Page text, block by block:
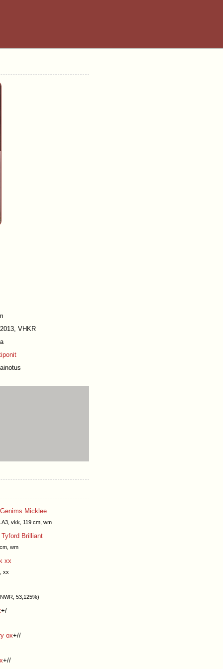
VHKR
Genims Micklee
vkk, 119 cm, wm
Tyford Brilliant
wm
xx
xx
53,125%)
+/
ox+//
+//